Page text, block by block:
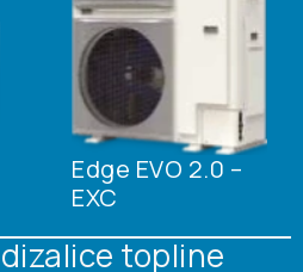
Edge EVO 2.0 –
EXC
topline